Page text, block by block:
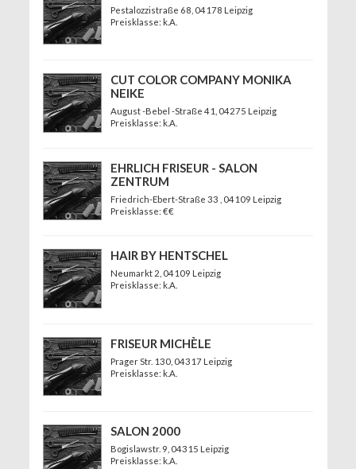
Pestalozzistraße 68 , 04178 Leipzig
Preisklasse: k.A.
CUT COLOR COMPANY MONIKA
NEIKE
August -Bebel -Straße 41 , 04275 Leipzig
Preisklasse: k.A.
EHRLICH FRISEUR - SALON
ZENTRUM
Friedrich-Ebert-Straße 33
, 04109 Leipzig
Preisklasse: €€
HAIR BY HENTSCHEL
Neumarkt 2 , 04109 Leipzig
Preisklasse: k.A.
FRISEUR MICHÈLE
Prager Str. 130, 04317 Leipzig
Preisklasse: k.A.
SALON 2000
Bogislawstr. 9 , 04315 Leipzig
Preisklasse: k.A.